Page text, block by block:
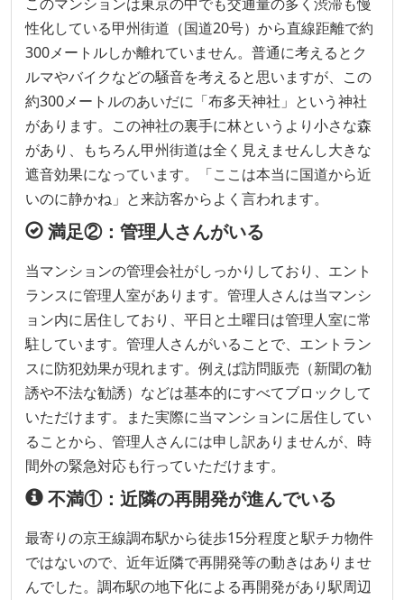
性化している甲州街道（国道20号）から直線距離で約
300メートルしか離れていません。普通に考えるとク
ルマやバイクなどの騒音を考えると思いますが、この
約300メートルのあいだに「布多天神社」という神社
があります。この神社の裏手に林というより小さな森
があり、もちろん甲州街道は全く見えませんし大きな
遮音効果になっています。「ここは本当に国道から近
いのに静かね」と来訪客からよく言われます。
満足②：管理人さんがいる
当マンションの管理会社がしっかりしており、エント
ランスに管理人室があります。管理人さんは当マンシ
ョン内に居住しており、平日と土曜日は管理人室に常
駐しています。管理人さんがいることで、エントラン
スに防犯効果が現れます。例えば訪問販売（新聞の勧
誘や不法な勧誘）などは基本的にすべてブロックして
いただけます。また実際に当マンションに居住してい
ることから、管理人さんには申し訳ありませんが、時
間外の緊急対応も行っていただけます。
不満①：近隣の再開発が進んでいる
最寄りの京王線調布駅から徒歩15分程度と駅チカ物件
ではないので、近年近隣で再開発等の動きはありませ
んでした。調布駅の地下化による再開発があり駅周辺